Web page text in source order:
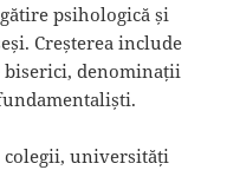
psihologică și
Creșterea include
biserici, denominații
universități